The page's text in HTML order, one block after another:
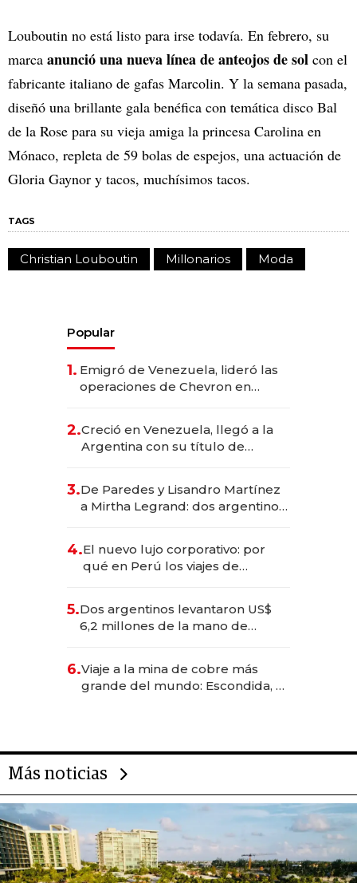
Louboutin no está listo para irse todavía. En febrero, su
marca anunció una nueva línea de anteojos de sol con el
fabricante italiano de gafas Marcolin. Y la semana pasada,
diseñó una brillante gala benéfica con temática disco Bal
de la Rose para su vieja amiga la princesa Carolina en
Mónaco, repleta de 59 bolas de espejos, una actuación de
Gloria Gaynor y tacos, muchísimos tacos.
TAGS
Christian Louboutin Millonarios Moda
Popular
1. Emigró de Venezuela, lideró las
operaciones de Chevron en
2.Creció en Venezuela, llegó a la
Argentina con su título de
las marcas "fast premium"
3.De Paredes y Lisandro Martínez
a Mirtha Legrand: dos argentinos
4.El nuevo lujo corporativo: por
qué en Perú los viajes de
para convertirse en experiencias
transformadoras
5.Dos argentinos levantaron US$
6,2 millones de la mano de
6.Viaje a la mina de cobre más
grande del mundo: Escondida, el
Más noticias